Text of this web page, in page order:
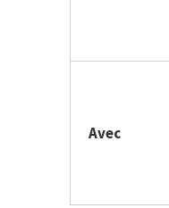
Avec